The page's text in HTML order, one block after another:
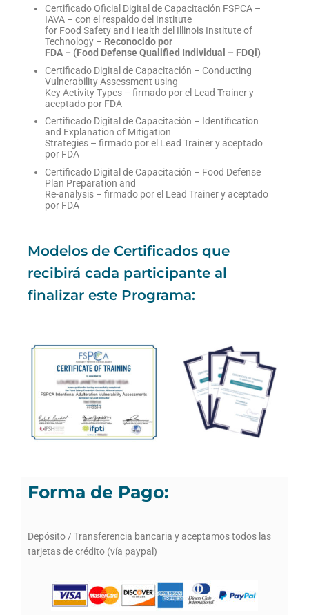
Certificado Oficial Digital de Capacitación FSPCA –
IAVA – con el respaldo del Institute
for Food Safety and Health del Illinois Institute of
Technology – Reconocido por
FDA – (Food Defense Qualified Individual – FDQi)
Certificado Digital de Capacitación – Conducting
Vulnerability Assessment using
Key Activity Types – firmado por el Lead Trainer y
aceptado por FDA
Certificado Digital de Capacitación – Identification
and Explanation of Mitigation
Strategies – firmado por el Lead Trainer y aceptado
por FDA
Certificado Digital de Capacitación – Food Defense
Plan Preparation and
Re-analysis – firmado por el Lead Trainer y aceptado
por FDA
Modelos de Certificados que
recibirá cada participante al
finalizar este Programa:
Forma de Pago:
Depósito / Transferencia bancaria y aceptamos todos las
tarjetas de crédito (vía paypal)